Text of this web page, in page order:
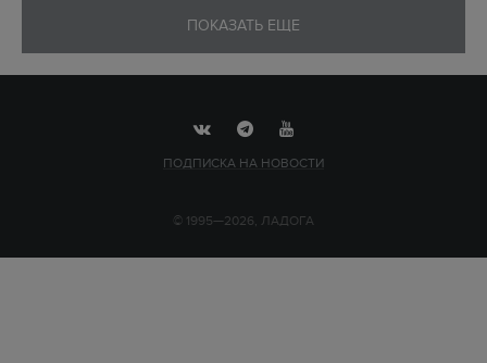
ПОКАЗАТЬ ЕЩЕ
ПОДПИСКА НА НОВОСТИ
© 1995—2026, ЛАДОГА